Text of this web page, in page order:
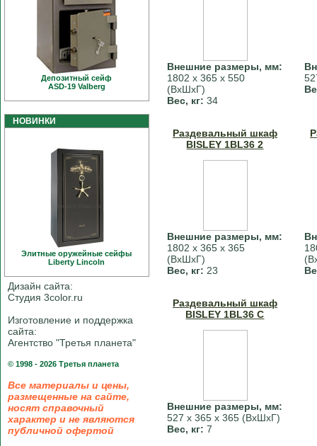
Депозитный сейф
ASD-19 Valberg
НОВИНКИ
Элитные оружейные сейфы
Liberty Linсoln
Дизайн сайта:
Студия 3color.ru
Изготовление и поддержка
сайта:
Агентство "Третья планета"
© 1998 - 2026 Третья планета
Все материалы и цены,
размещенные на сайте,
носят справочный
характер и не являются
публичной офертой
Внешние размеры, мм:
1802 х 365 х 550
(ВхШхГ)
Вес, кг: 34
Раздевальный шкаф
BISLEY 1BL36 2
Внешние размеры, мм:
1802 х 365 х 365
(ВхШхГ)
Вес, кг: 23
Раздевальный шкаф
BISLEY 1BL36 C
Внешние размеры, мм:
527 х 365 х 365 (ВхШхГ)
Вес, кг: 7